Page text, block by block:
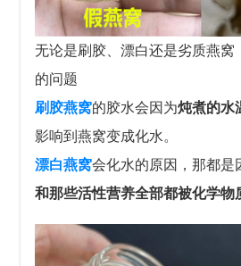
无论是刷胶、漂白还是劣质燕窝
的问题
刷胶燕窝的胶水会因为炖煮的水
影响到燕窝变成化水。
漂白燕窝会化水的原因，那都是
和那些活性营养全部都被化学物